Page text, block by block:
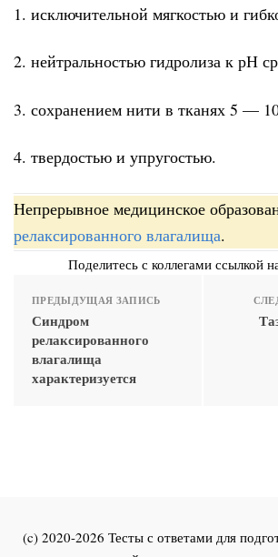
1. исключительной мягкостью и
2. нейтральностью гидролиза к рН
3. сохранением нити в тканях 5 —
4. твердостью и упругостью.
Непрерывное медицинское
релаксированного влагалища.
Поделитесь с коллегами ссылкой
ПРЕДЫДУЩАЯ ЗАПИСЬ
Синдром
релаксированного
влагалища
характеризуется
(c) 2020-2026 Тесты с ответами для